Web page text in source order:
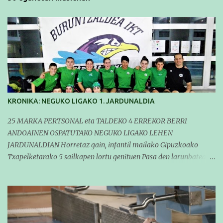
KRONIKA: NEGUKO LIGAKO 1. JARDUNALDIA
25 MARKA PERTSONAL eta TALDEKO 4 ERREKOR BERRI
ANDOAINEN OSPATUTAKO NEGUKO LIGAKO LEHEN
JARDUNALDIAN Horretaz gain, infantil mailako Gipuzkoako
Txapelketarako 5 sailkapen lortu genituen Pasa den larunbatean
hartzen. Bertan gure taldeko 16 igerilari aritu ziren. Denboraldiari
hasera ona eman zioten gue taldekideek. Ohikoa den bezela, garai
honetan entrenamendua da jardueraren funtsa eta hori alde